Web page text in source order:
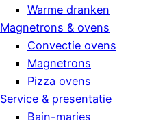
Warme dranken
Magnetrons & ovens
Convectie ovens
Magnetrons
Pizza ovens
Service & presentatie
Bain-maries